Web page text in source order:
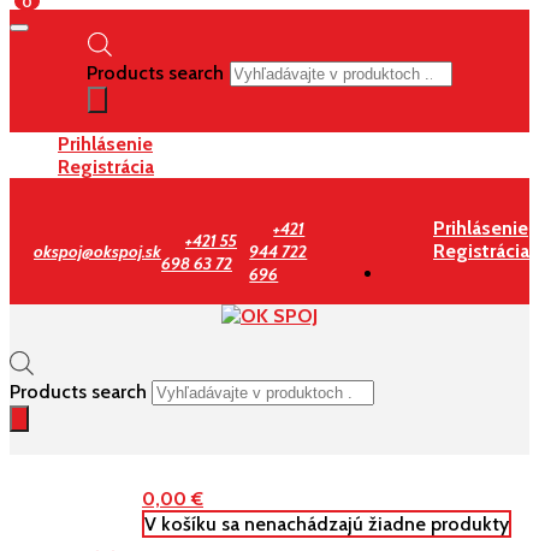
Products search
Prihlásenie
Registrácia
okspoj@okspoj.sk
+421 55
698 63 72
+421
944 722
696
Prihlásenie
Registrácia
Products search
0,00€
V košíku sa nenachádzajú žiadne produkty